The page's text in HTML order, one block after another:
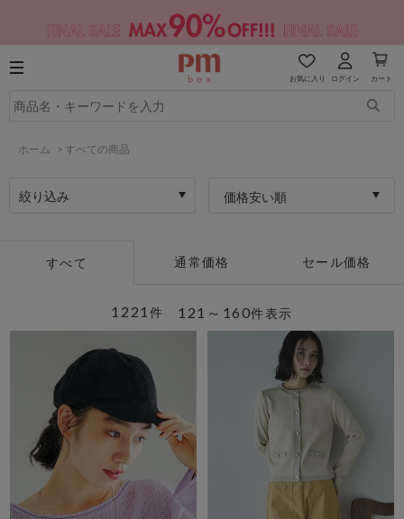
お気に入り ログイン カート
ホーム > すべての商品
絞り込み 価格安い順
すべて 通常価格 セール価格
121～160件表示
1221 件